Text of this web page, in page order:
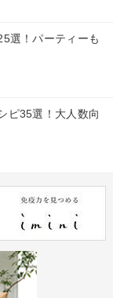
選！パーティーも
ピ35選！大人数向